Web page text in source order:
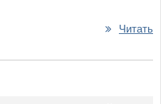
Читать